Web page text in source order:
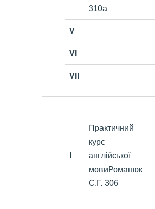
310а
V
VI
VII
Практичний
курс
англійської
мовиРоманюк
С.Г. 306